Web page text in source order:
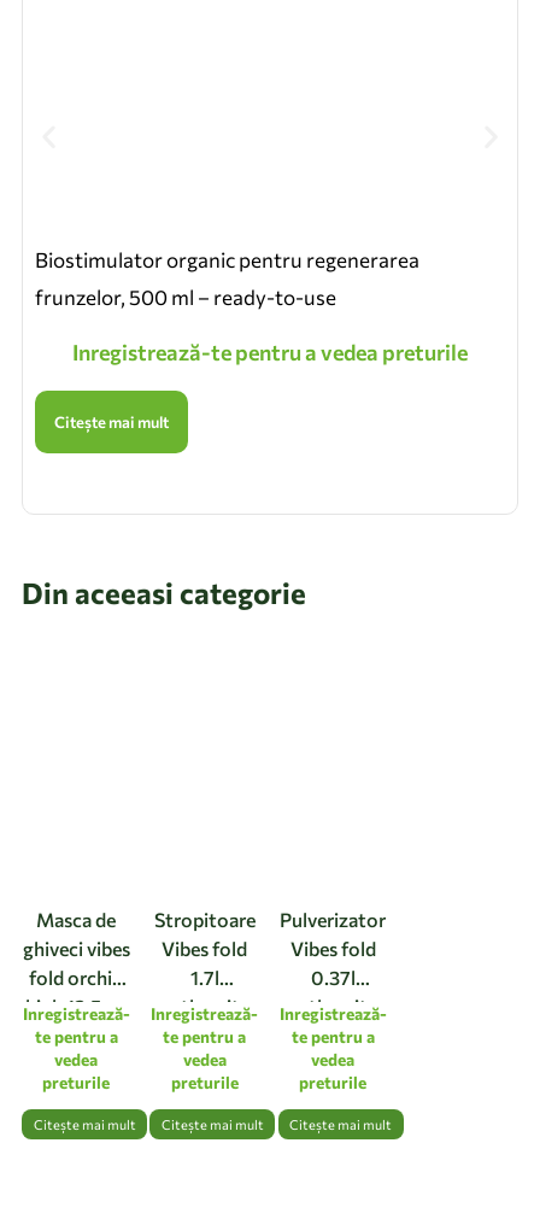
Biostimulator organic pentru regenerarea
frunzelor, 500 ml – ready-to-use
Inregistrează-te pentru a vedea preturile
Citește mai mult
Din aceeasi categorie
Masca de
ghiveci vibes
fold orchid
high 12,5cm
linen white
Inregistrează-
te pentru a
vedea
preturile
Citește mai mult
Stropitoare
Vibes fold
1.7l
anthracite
Inregistrează-
te pentru a
vedea
preturile
Citește mai mult
Pulverizator
Vibes fold
0.37l
anthracite
Inregistrează-
te pentru a
vedea
preturile
Citește mai mult